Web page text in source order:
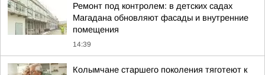
Ремонт под контролем: в детских садах
Магадана обновляют фасады и внутренние
помещения
14:39
Колымчане старшего поколения тяготеют к